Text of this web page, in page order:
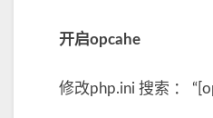
开启opcahe
修改php.ini 搜索 ：